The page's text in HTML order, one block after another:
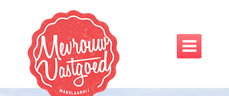
